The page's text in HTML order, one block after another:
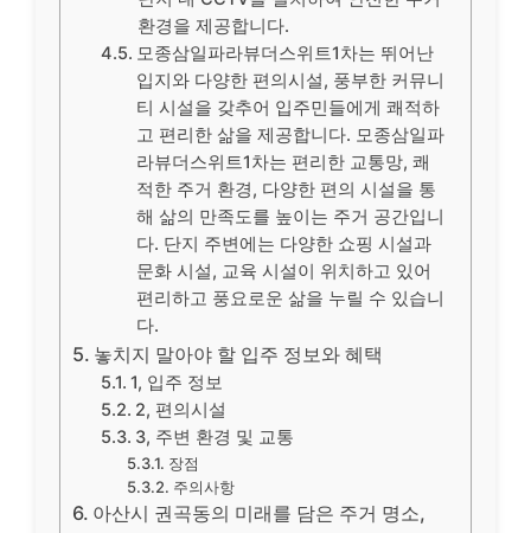
환경을 제공합니다.
모종삼일파라뷰더스위트1차는 뛰어난
입지와 다양한 편의시설, 풍부한 커뮤니
티 시설을 갖추어 입주민들에게 쾌적하
고 편리한 삶을 제공합니다. 모종삼일파
라뷰더스위트1차는 편리한 교통망, 쾌
적한 주거 환경, 다양한 편의 시설을 통
해 삶의 만족도를 높이는 주거 공간입니
다. 단지 주변에는 다양한 쇼핑 시설과
문화 시설, 교육 시설이 위치하고 있어
편리하고 풍요로운 삶을 누릴 수 있습니
다.
놓치지 말아야 할 입주 정보와 혜택
1, 입주 정보
2, 편의시설
3, 주변 환경 및 교통
장점
주의사항
아산시 권곡동의 미래를 담은 주거 명소,